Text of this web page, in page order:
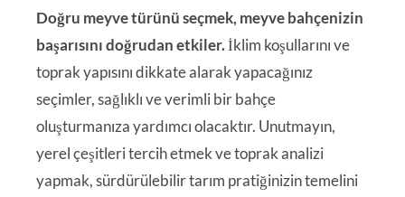
Doğru meyve türünü seçmek, meyve bahçenizin
başarısını doğrudan etkiler.İklim koşullarını ve
toprak yapısını dikkate alarak yapacağınız
seçimler, sağlıklı ve verimli bir bahçe
oluşturmanıza yardımcı olacaktır. Unutmayın,
yerel çeşitleri tercih etmek ve toprak analizi
yapmak, sürdürülebilir tarım pratiğinizin temelini